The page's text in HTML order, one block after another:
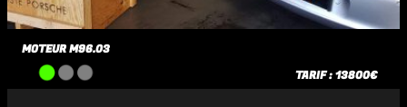
MOTEUR M96.03
TARIF : 13800€